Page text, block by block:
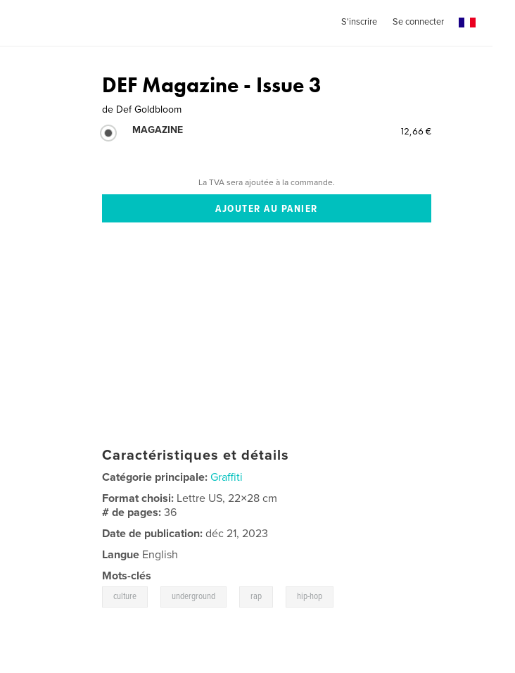
S'inscrire Se connecter
DEF Magazine - Issue 3
de Def Goldbloom
MAGAZINE
12,66 €
La TVA sera ajoutée à la commande.
Caractéristiques et détails
Catégorie principale: Graffiti
Format choisi: Lettre US, 22×28 cm
# de pages:36
Date de publication: déc 21, 2023
Langue English
Mots-clés
culture underground rap hip-hop